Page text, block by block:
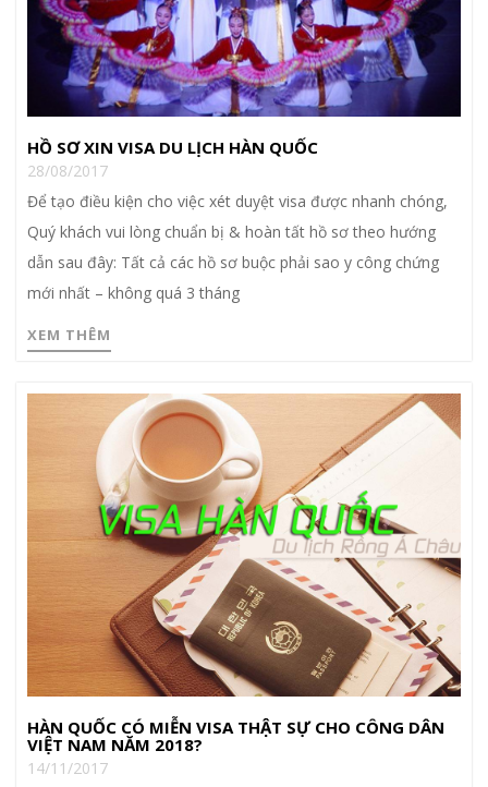
HỒ SƠ XIN VISA DU LỊCH HÀN QUỐC
28/08/2017
Để tạo điều kiện cho việc xét duyệt visa được nhanh chóng,
Quý khách vui lòng chuẩn bị & hoàn tất hồ sơ theo hướng
dẫn sau đây: Tất cả các hồ sơ buộc phải sao y công chứng
mới nhất – không quá 3 tháng
XEM THÊM
HÀN QUỐC CÓ MIỄN VISA THẬT SỰ CHO CÔNG DÂN
VIỆT NAM NĂM 2018?
14/11/2017